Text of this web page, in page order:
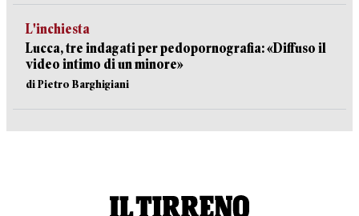
L'inchiesta
Lucca, tre indagati per pedopornografia: «Diffuso il
video intimo di un minore»
di Pietro Barghigiani